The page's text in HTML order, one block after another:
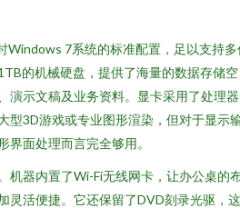
Windows 7系统的标准配置，足以支持多
的机械硬盘，提供了海量的数据存储空
演示文稿及业务资料。显卡采用了处理
型3D游戏或专业图形渲染，但对于显示
面处理而言完全够用。
机器内置了Wi-Fi无线网卡，让办公桌的
灵活便捷。它还保留了DVD刻录光驱，